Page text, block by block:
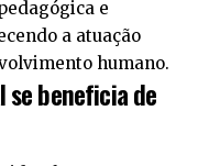
e
a atuação
humano.
se beneficia de